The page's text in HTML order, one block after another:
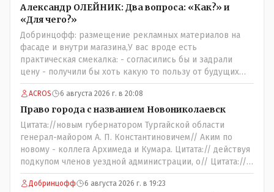
Александр ОЛЕЙНИК: Два вопроса: «Как?» и
«Для чего?»
Добринцофф: размещение рекламных материалов на
фасаде и внутри магазина,У вас вроде есть
практическая смекалка: - согласились бы и задрали
цену - получили бы хоть какую то пользу от будущих
депутатов, как говориться- с паршивой овцы хоть
шерсти клок, тем более эта тётенька платила бы не со
своего кармана, а с халявных, партийных денег.- думаю
сильно не торговалась бы.
ACROS 6 августа 2026 г. в 20:08
Право города с названием Новониколаевск
Цитата://новым губернатором Тургайской области
генерал-майором А. П. Константиновичем// Аким по
новому - коллега Архимеда и Кумара. Цитата:// действуя
подкупом членов уездной администрации, о// Цитата://
Последовала спекуляция земельными участками,//
Интересно: - тогда был антикорруционный комитет ???
Добринцофф 6 августа 2026 г. в 19:23